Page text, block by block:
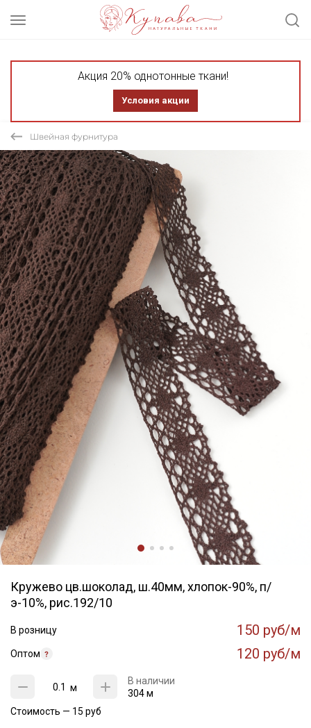
Акция 20% однотонные ткани!
Условия акции
Швейная фурнитура
Кружево цв.шоколад, ш.40мм, хлопок-90%, п/
э-10%, рис.192/10
В розницу 150 руб/м
Оптом 120 руб/м
м
В наличии
304 м
Стоимость — 15 руб